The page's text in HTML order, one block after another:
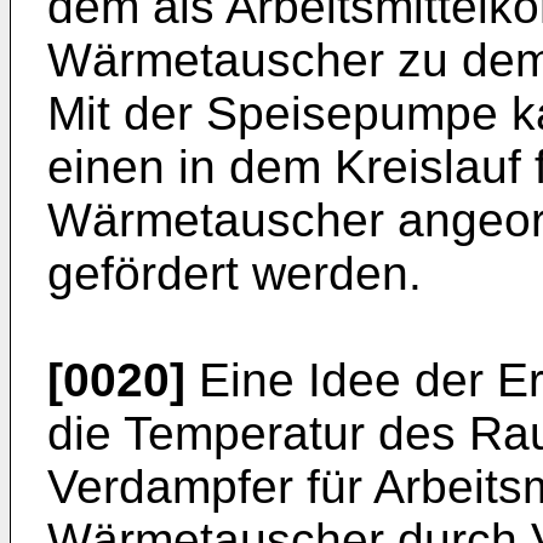
Wärmetauscher zu
Mit der Speisepumpe
einen in dem Kreislauf
Wärmetauscher
gefördert werden.
[0020] Eine Idee der
die Temperatur des
Verdampfer für